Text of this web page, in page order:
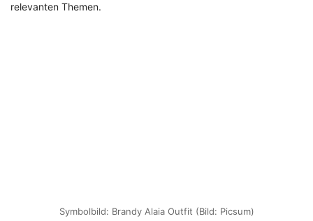
relevanten Themen.
Symbolbild: Brandy Alaia Outfit (Bild: Picsum)